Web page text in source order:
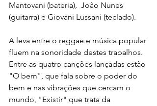
Mantovani (bateria),  João Nunes
(guitarra) e Giovani Lussani (teclado).
A leva entre o reggae e música popular
fluem na sonoridade destes trabalhos.
Entre as quatro canções lançadas estão
"O bem", que fala sobre o poder do
bem e nas vibrações que cercam o
mundo, "Existir" que trata da